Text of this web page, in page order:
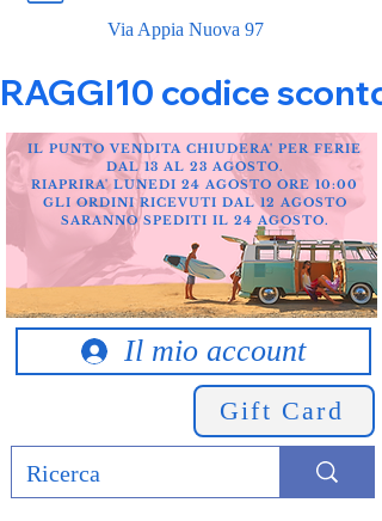
Via Appia Nuova 97
RAGGI10 codice
Il mio account
Gift Card
IL PUNTO VENDITA CHIUDERA' PER FERIE
DAL 13 AL 23 AGOSTO.
RIAPRIRA' LUNEDI 24 AGOSTO ORE 10:00
GLI ORDINI RICEVUTI DAL 12 AGOSTO
SARANNO SPEDITI IL 24 AGOSTO.